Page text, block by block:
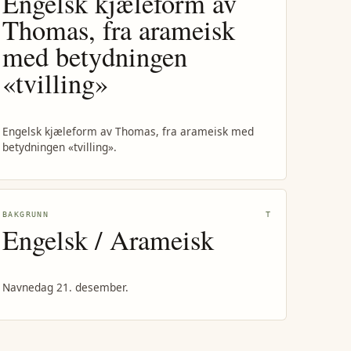
Thomas, fra arameisk
med betydningen
«tvilling»
Engelsk kjæleform av Thomas, fra arameisk med
betydningen «tvilling».
BAKGRUNN T
Engelsk / Arameisk
Navnedag 21. desember.